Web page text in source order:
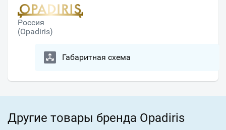
Россия
(Opadiris)
Габаритная схема
Другие товары бренда Opadiris